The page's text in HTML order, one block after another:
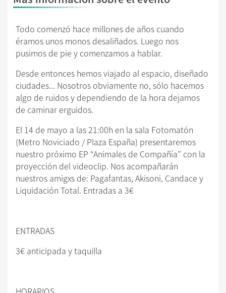
Todo comenzó hace millones de años cuando
éramos unos monos desaliñados. Luego nos
pusimos de pie y comenzamos a hablar.
Desde entonces hemos viajado al espacio, diseñado
ciudades... Nosotros obviamente no, sólo hacemos
algo de ruidos y dependiendo de la hora dejamos
de caminar erguidos.
El 14 de mayo a las 21:00h en la sala Fotomatón
(Metro Noviciado / Plaza España) presentaremos
nuestro próximo EP “Animales de Compañía” con la
proyección del videoclip. Nos acompañarán
nuestros amigxs de: Pagafantas, Akisoni, Candace y
Liquidación Total. Entradas a 3€
ENTRADAS
3€ anticipada y taquilla